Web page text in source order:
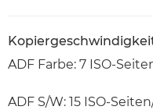
ADF Farbe: 7 ISO-
ADF S/W: 15 ISO-